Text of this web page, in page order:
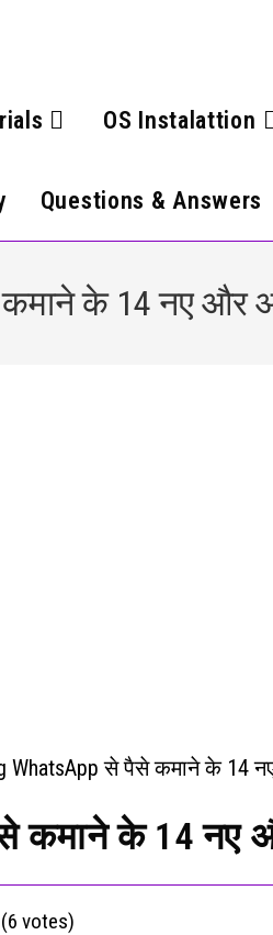
OS Instalattion
Questions & Answers
के 14 नए और
कमाने के 14 नए
votes)